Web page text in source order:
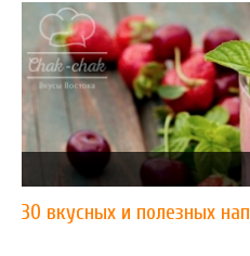
30 вкусных и полезных